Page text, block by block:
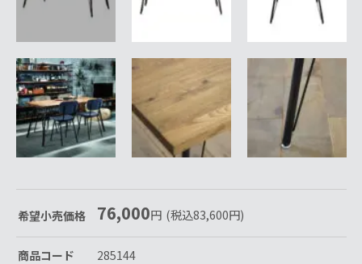
希望小売価格 76,000円 (税込83,600円)
商品コード 285144